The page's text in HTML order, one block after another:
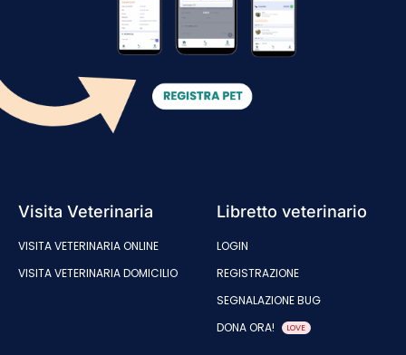
Visita Veterinaria
VISITA VETERINARIA ONLINE
VISITA VETERINARIA DOMICILIO
Libretto veterinario
LOGIN
REGISTRAZIONE
SEGNALAZIONE BUG
DONA ORA!
LOVE